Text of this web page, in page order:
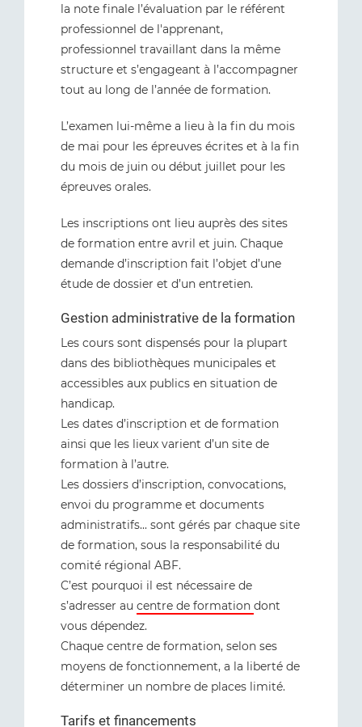
la note finale l’évaluation par le référent
professionnel de l'apprenant,
professionnel travaillant dans la même
structure et s’engageant à l’accompagner
tout au long de l’année de formation.
L’examen lui-même a lieu à la fin du mois
de mai pour les épreuves écrites et à la fin
du mois de juin ou début juillet pour les
épreuves orales.
Les inscriptions ont lieu auprès des sites
de formation entre avril et juin. Chaque
demande d’inscription fait l’objet d’une
étude de dossier et d’un entretien.
Gestion administrative de la formation
Les cours sont dispensés pour la plupart
dans des bibliothèques municipales et
accessibles aux publics en situation de
handicap.
Les dates d’inscription et de formation
ainsi que les lieux varient d’un site de
formation à l’autre.
Les dossiers d’inscription, convocations,
envoi du programme et documents
administratifs... sont gérés par chaque site
de formation, sous la responsabilité du
comité régional ABF.
C’est pourquoi il est nécessaire de
s’adresser au centre de formation dont
vous dépendez.
Chaque centre de formation, selon ses
moyens de fonctionnement, a la liberté de
déterminer un nombre de places limité.
Tarifs et financements